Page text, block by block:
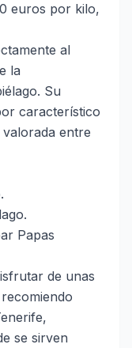
euros por kilo,
al
la
Su
característico
entre
Papas
de unas
se sirven